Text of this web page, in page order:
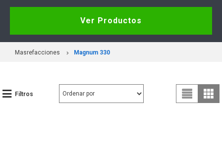
Ver Productos
Masrefacciones Magnum 330
Filtros